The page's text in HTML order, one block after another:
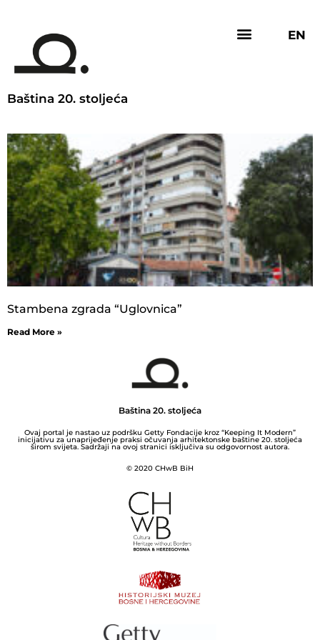
Baština 20. stoljeća
EN
Stambena zgrada “Uglovnica”
Read More »
Baština 20. stoljeća
Ovaj portal je nastao uz podršku Getty Fondacije kroz “Keeping It Modern”
inicijativu za unaprijeđenje praksi očuvanja arhitektonske baštine 20. stoljeća
širom svijeta. Sadržaji na ovoj stranici isključiva su odgovornost autora.
© 2020 CHwB BiH